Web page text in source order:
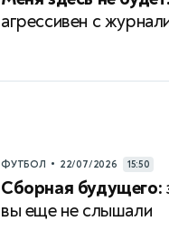
агрессивен с
ФУТБОЛ • 22/07/2026 15:50
Сборная будущего:
вы еще не слышали